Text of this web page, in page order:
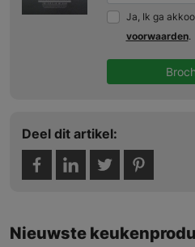
Ja, Ik ga
voorwaarden.
Deel dit artikel:
Nieuwste